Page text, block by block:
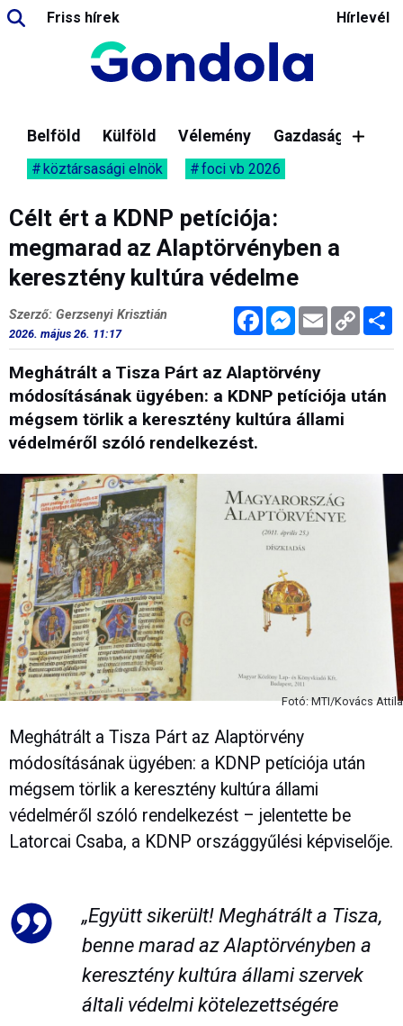
Friss hírek Hírlevél
Belföld Külföld Vélemény Gazdaság
köztársasági elnök foci vb 2026
Célt ért a KDNP petíciója:
megmarad az Alaptörvényben a
keresztény kultúra védelme
FacebookMessenger
Email Copy
Link
Szerző: Gerzsenyi Krisztián
2026. május 26. 11:17
Meghátrált a Tisza Párt az Alaptörvény
módosításának ügyében: a KDNP petíciója után
mégsem törlik a keresztény kultúra állami
védelméről szóló rendelkezést.
Fotó: MTI/Kovács Attila
Meghátrált a Tisza Párt az Alaptörvény
módosításának ügyében: a KDNP petíciója után
mégsem törlik a keresztény kultúra állami
védelméről szóló rendelkezést – jelentette be
Latorcai Csaba, a KDNP országgyűlési képviselője.
„Együtt sikerült! Meghátrált a Tisza,
benne marad az Alaptörvényben a
keresztény kultúra állami szervek
általi védelmi kötelezettségére